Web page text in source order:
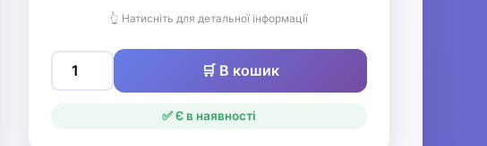
👆 Натисніть для детальної інформації
🛒 В кошик
✅ Є в наявності